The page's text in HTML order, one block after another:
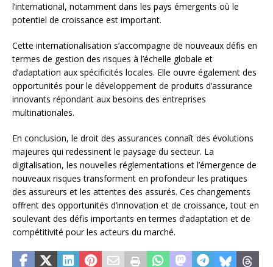
l’international, notamment dans les pays émergents où le
potentiel de croissance est important.
Cette internationalisation s’accompagne de nouveaux défis en
termes de gestion des risques à l’échelle globale et
d’adaptation aux spécificités locales. Elle ouvre également des
opportunités pour le développement de produits d’assurance
innovants répondant aux besoins des entreprises
multinationales.
En conclusion, le droit des assurances connaît des évolutions
majeures qui redessinent le paysage du secteur. La
digitalisation, les nouvelles réglementations et l’émergence de
nouveaux risques transforment en profondeur les pratiques
des assureurs et les attentes des assurés. Ces changements
offrent des opportunités d’innovation et de croissance, tout en
soulevant des défis importants en termes d’adaptation et de
compétitivité pour les acteurs du marché.